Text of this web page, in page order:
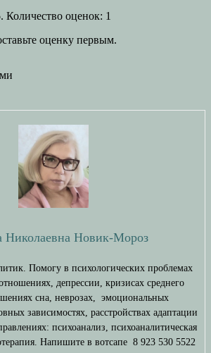
Количество оценок: 1
оценку первым.
Николаевна Новик-Мороз
Помогу в психологических проблемах
депрессии, кризисах среднего
сна, неврозах, эмоциональных
зависимостях, расстройствах адаптации
психоанализ, психоаналитическая
Напишите в вотсапе 8 923 530 5522